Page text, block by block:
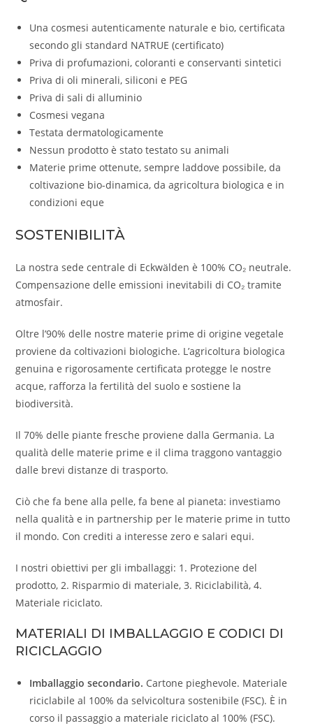
Una cosmesi autenticamente naturale e bio, certificata
secondo gli standard NATRUE (certificato)
Priva di profumazioni, coloranti e conservanti sintetici
Priva di oli minerali, siliconi e PEG
Priva di sali di alluminio
Cosmesi vegana
Testata dermatologicamente
Nessun prodotto è stato testato su animali
Materie prime ottenute, sempre laddove possibile, da
coltivazione bio-dinamica, da agricoltura biologica e in
condizioni eque
SOSTENIBILITÀ
La nostra sede centrale di Eckwälden è 100% CO₂ neutrale.
Compensazione delle emissioni inevitabili di CO₂ tramite
atmosfair.
Oltre l’90% delle nostre materie prime di origine vegetale
proviene da coltivazioni biologiche. L’agricoltura biologica
genuina e rigorosamente certificata protegge le nostre
acque, rafforza la fertilità del suolo e sostiene la
biodiversità.
Il 70% delle piante fresche proviene dalla Germania. La
qualità delle materie prime e il clima traggono vantaggio
dalle brevi distanze di trasporto.
Ciò che fa bene alla pelle, fa bene al pianeta: investiamo
nella qualità e in partnership per le materie prime in tutto
il mondo. Con crediti a interesse zero e salari equi.
I nostri obiettivi per gli imballaggi: 1. Protezione del
prodotto, 2. Risparmio di materiale, 3. Riciclabilità, 4.
Materiale riciclato.
MATERIALI DI IMBALLAGGIO E CODICI DI
RICICLAGGIO
Imballaggio secondario. Cartone pieghevole. Materiale
riciclabile al 100% da selvicoltura sostenibile (FSC). È in
corso il passaggio a materiale riciclato al 100% (FSC).